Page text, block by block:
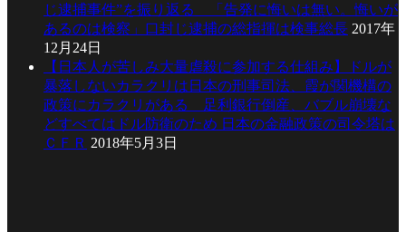
じ逮捕事件”を振り返る 「告発に悔いは無い。悔いが
あるのは検察」口封じ逮捕の総指揮は検事総長 2017年
12月24日
【日本人が苦しみ大量虐殺に参加する仕組み】ドルが
暴落しないカラクリは日本の刑事司法、霞が関機構の
政策にカラクリがある 足利銀行倒産、バブル崩壊な
どすべてはドル防衛のため 日本の金融政策の司令塔は
ＣＦＲ 2018年5月3日